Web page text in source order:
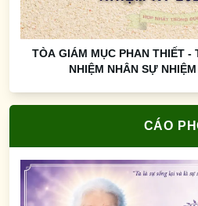
TÒA GIÁM MỤC PHAN THIẾT
NHIỆM NHÂN SỰ
CÁO